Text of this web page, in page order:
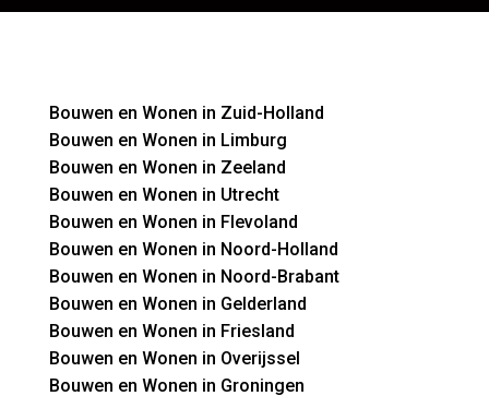
Bouwen en Wonen in Zuid-Holland
Bouwen en Wonen in Limburg
Bouwen en Wonen in Zeeland
Bouwen en Wonen in Utrecht
Bouwen en Wonen in Flevoland
Bouwen en Wonen in Noord-Holland
Bouwen en Wonen in Noord-Brabant
Bouwen en Wonen in Gelderland
Bouwen en Wonen in Friesland
Bouwen en Wonen in Overijssel
Bouwen en Wonen in Groningen